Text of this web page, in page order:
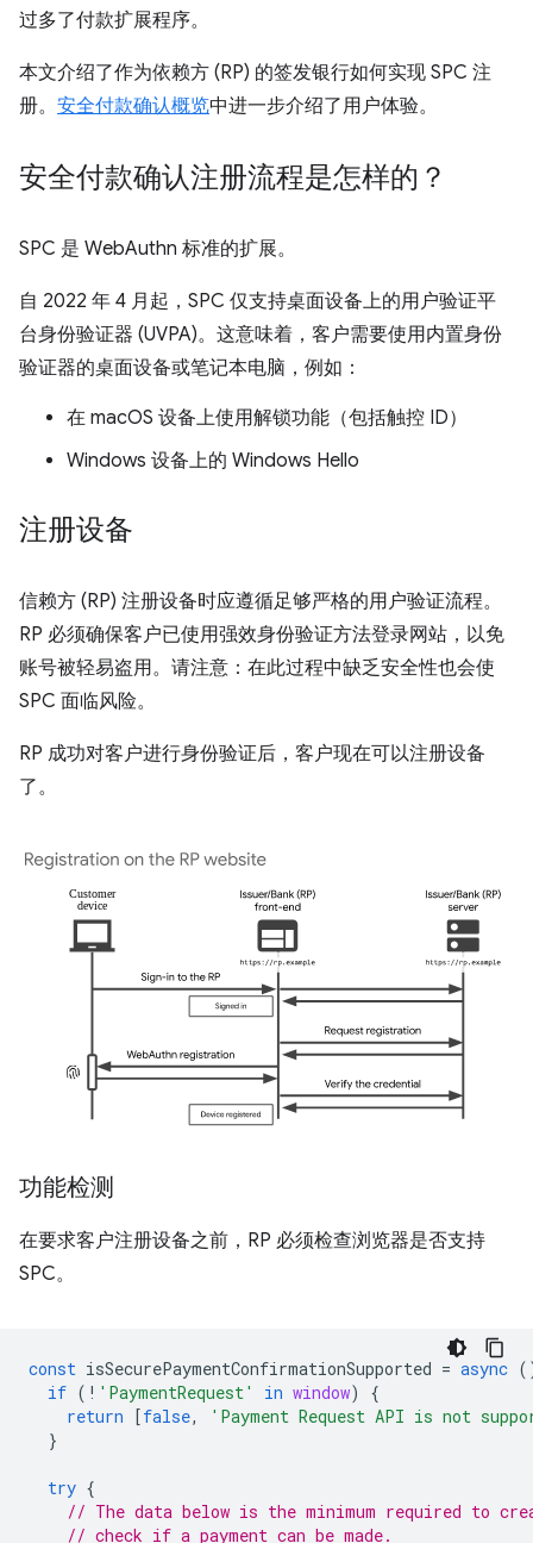
过多了付款扩展程序。
本文介绍了作为依赖方 (RP) 的签发银行如何实现 SPC 注
册。 安全付款确认概览中进一步介绍了用户体验。
安全付款确认注册流程是怎样的？
SPC 是 WebAuthn 标准的扩展。
自 2022 年 4 月起，SPC 仅支持桌面设备上的用户验证平
台身份验证器 (UVPA)。这意味着，客户需要使用内置身份
验证器的桌面设备或笔记本电脑，例如：
在 macOS 设备上使用解锁功能（包括触控 ID）
Windows 设备上的 Windows Hello
注册设备
信赖方 (RP) 注册设备时应遵循足够严格的用户验证流程。
RP 必须确保客户已使用强效身份验证方法登录网站，以免
账号被轻易盗用。请注意：在此过程中缺乏安全性也会使
SPC 面临风险。
RP 成功对客户进行身份验证后，客户现在可以注册设备
了。
功能检测
在要求客户注册设备之前，RP 必须检查浏览器是否支持
SPC。
const isSecurePaymentConfirmationSupported = async
if ( ! 'PaymentRequest' in window)
{
return
[false,
'Payment Request API is not
}
try {
// The data below is the minimum required to
// check if a payment can be made.